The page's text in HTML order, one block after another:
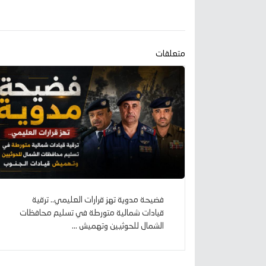
متعلقات
فضيحة مدوية تهز قرارات العليمي.. ترقية
قيادات شمالية متورطة في تسليم محافظات
الشمال للحوثيين وتهميش ...